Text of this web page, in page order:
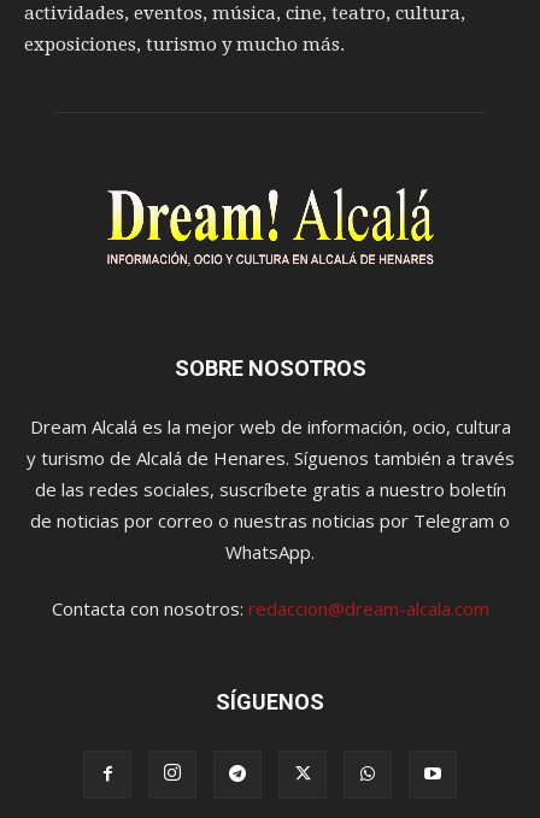
actividades, eventos, música, cine, teatro, cultura,
exposiciones, turismo y mucho más.
SOBRE NOSOTROS
Dream Alcalá es la mejor web de información, ocio, cultura
y turismo de Alcalá de Henares. Síguenos también a través
de las redes sociales, suscríbete gratis a nuestro boletín
de noticias por correo o nuestras noticias por Telegram o
WhatsApp.
Contacta con nosotros: redaccion@dream-alcala.com
SÍGUENOS